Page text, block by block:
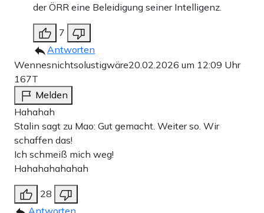
der ÖRR eine Beleidigung seiner Intelligenz.
7
Antworten
Wennesnichtsolustigwäre20.02.2026 um 12:09 Uhr
167T
Melden
Hahahah
Stalin sagt zu Mao: Gut gemacht. Weiter so. Wir
schaffen das!
Ich schmeiß mich weg!
Hahahahahahah
28